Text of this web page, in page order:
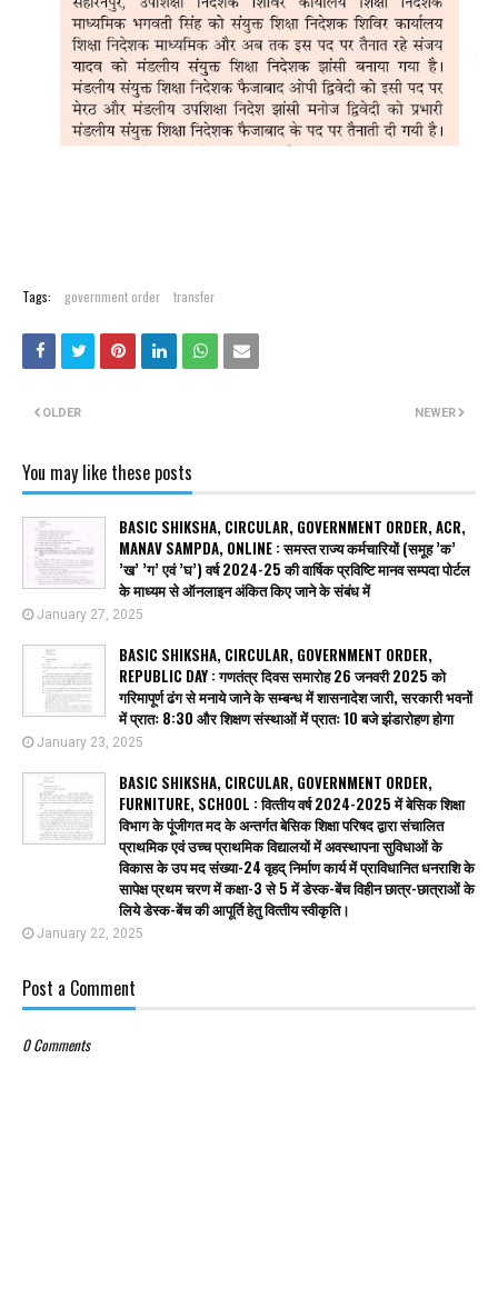
Tags: government order transfer
NEWER
OLDER
You may like these posts
BASIC SHIKSHA, CIRCULAR, GOVERNMENT ORDER, ACR,
MANAV SAMPDA, ONLINE : समस्त राज्य कर्मचारियों (समूह ’क’
’ख’ ’ग’ एवं ’घ’) वर्ष 2024-25 की वार्षिक प्रविष्टि मानव सम्पदा पोर्टल
के माध्यम से ऑनलाइन अंकित किए जाने के संबंध में
January 27, 2025
BASIC SHIKSHA, CIRCULAR, GOVERNMENT ORDER,
REPUBLIC DAY : गणतंत्र दिवस समारोह 26 जनवरी 2025 को
गरिमापूर्ण ढंग से मनाये जाने के सम्बन्ध में शासनादेश जारी, सरकारी भवनों
में प्रातः 8:30 और शिक्षण संस्थाओं में प्रातः 10 बजे झंडारोहण होगा
January 23, 2025
BASIC SHIKSHA, CIRCULAR, GOVERNMENT ORDER,
FURNITURE, SCHOOL : वित्‍तीय वर्ष 2024-2025 में बेसिक शिक्षा
विभाग के पूंजीगत मद के अन्तर्गत बेसिक शिक्षा परिषद द्वारा संचालित
प्राथमिक एवं उच्च प्राथमिक विद्यालयों में अवस्थापना सुविधाओं के
विकास के उप मद संख्या-24 वृहद् निर्माण कार्य में प्राविधानित धनराशि के
सापेक्ष प्रथम चरण में कक्षा-3 से 5 में डेस्क-बेंच विहीन छात्र-छात्राओं के
लिये डेस्क-बेंच की आपूर्ति हेतु वित्‍तीय स्‍वीकृति।
January 22, 2025
Post a Comment
0 Comments